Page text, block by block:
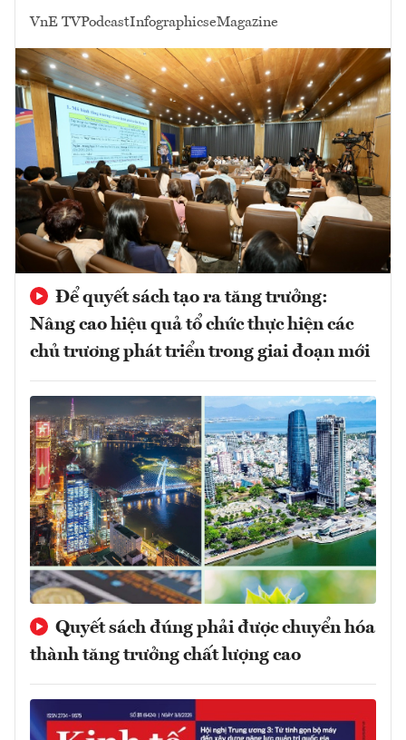
VnE TVPodcastInfographicseMagazine
Để quyết sách tạo ra tăng trưởng:
Nâng cao hiệu quả tổ chức thực hiện các
chủ trương phát triển trong giai đoạn mới
Quyết sách đúng phải được chuyển hóa
thành tăng trưởng chất lượng cao